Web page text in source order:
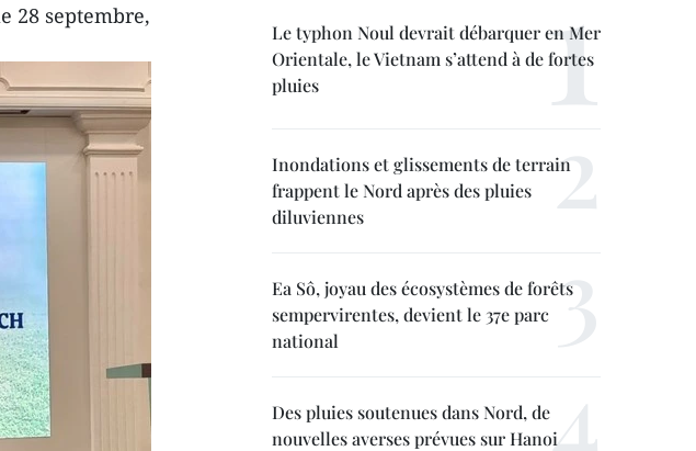
28 septembre,
Le typhon Noul devrait débarquer en Mer
Orientale, le Vietnam s’attend à de fortes
pluies
Inondations et glissements de terrain
frappent le Nord après des pluies
diluviennes
Ea Sô, joyau des écosystèmes de forêts
sempervirentes, devient le 37e parc
national
Des pluies soutenues dans Nord, de
nouvelles averses prévues sur Hanoi